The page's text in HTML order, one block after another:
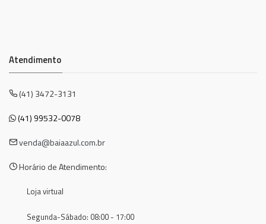
Atendimento
(41) 3472-3131
(41) 99532-0078
venda@baiaazul.com.br
Horário de Atendimento:
Loja virtual
Segunda-Sábado: 08:00 - 17:00